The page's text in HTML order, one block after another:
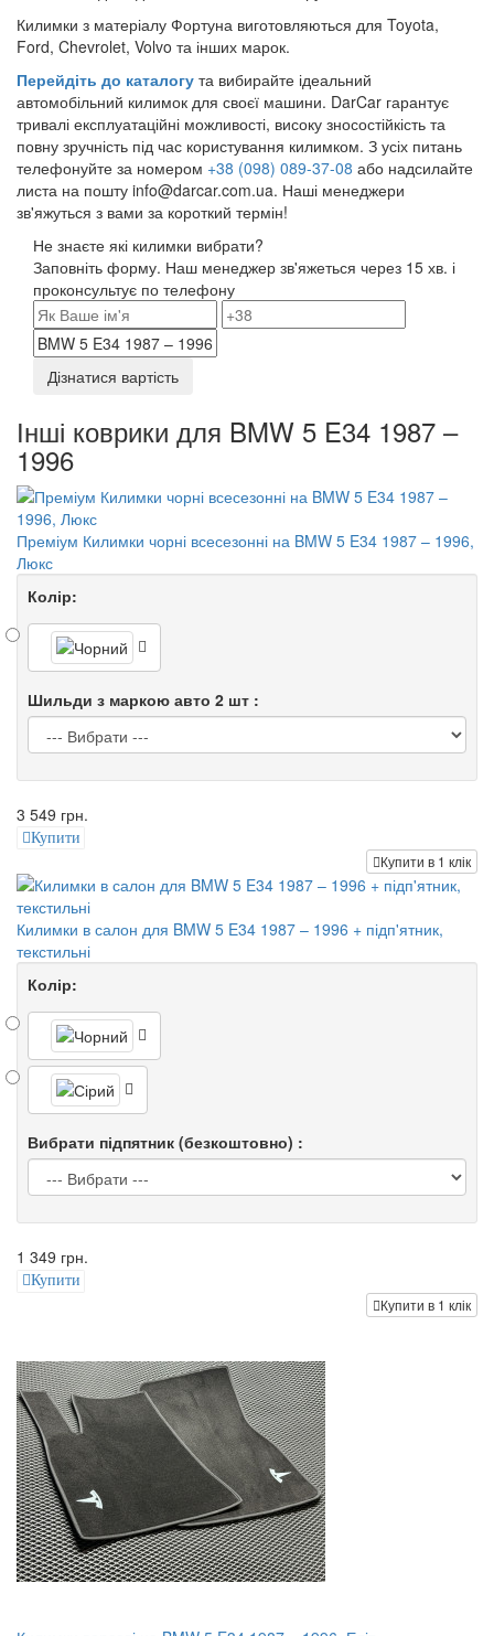
Килимки з матеріалу Фортуна виготовляються для Toyota,
Ford, Chevrolet, Volvo та інших марок.
Перейдіть до каталогу та вибирайте ідеальний
автомобільний килимок для своєї машини. DarCar гарантує
тривалі експлуатаційні можливості, високу зносостійкість та
повну зручність під час користування килимком. З усіх питань
телефонуйте за номером +38 (098) 089-37-08 або надсилайте
листа на пошту info@darcar.com.ua. Наші менеджери
зв'яжуться з вами за короткий термін!
Не знаєте які килимки вибрати?
Заповніть форму. Наш менеджер зв'яжеться через 15 хв. і
проконсультує по телефону
Дізнатися вартість
Інші коврики для BMW 5 E34 1987 –
1996
Преміум Килимки чорні всесезонні на BMW 5 E34 1987 – 1996,
Люкс
Колір:
Шильди з маркою авто 2 шт :
3 549 грн.
Купити
Купити в 1 клік
Килимки в салон для BMW 5 E34 1987 – 1996 + підп'ятник,
текстильні
Колір:
Вибрати підпятник (безкоштовно) :
1 349 грн.
Купити
Купити в 1 клік